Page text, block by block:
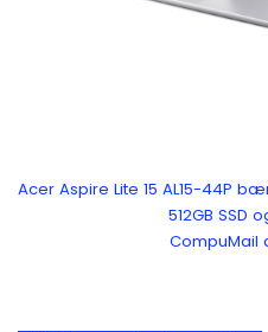
Acer Aspire Lite 15 AL15-44P
512GB SSD
CompuMail